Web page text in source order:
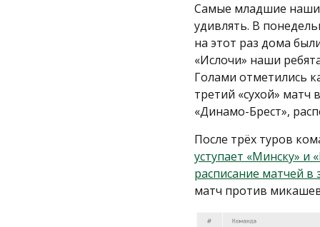
Самые младшие наши
удивлять. В
на этот раз дома
«Ислочи» наши
Голами отметились
третий «сухой»
«Динамо-Брест»,
После трёх туров
уступает «Минску» и
расписание матчей в
матч против